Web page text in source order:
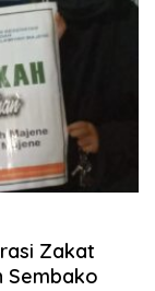
Zakat
Sembako